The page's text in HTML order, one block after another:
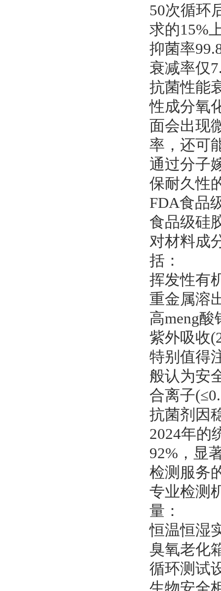
50次循环
求的15%
抑菌率
衰减率仅
抗菌性能
性成分氧
面会出现
率，还可
通过分子
保耐久性
FDA食品
食品级硅
对材料成
括：
挥发性有
重金属溶
高meng酸
紫外吸收
特别值得
般认为安
合离子
抗菌剂因
2024年的
92%，显
检测服务
专业检测
量：
恒温恒湿
臭氧老化
循环测试